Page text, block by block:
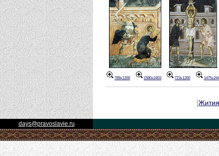
789x1200 1580x2403 723x1200
[Жития
days@pravoslavie.ru